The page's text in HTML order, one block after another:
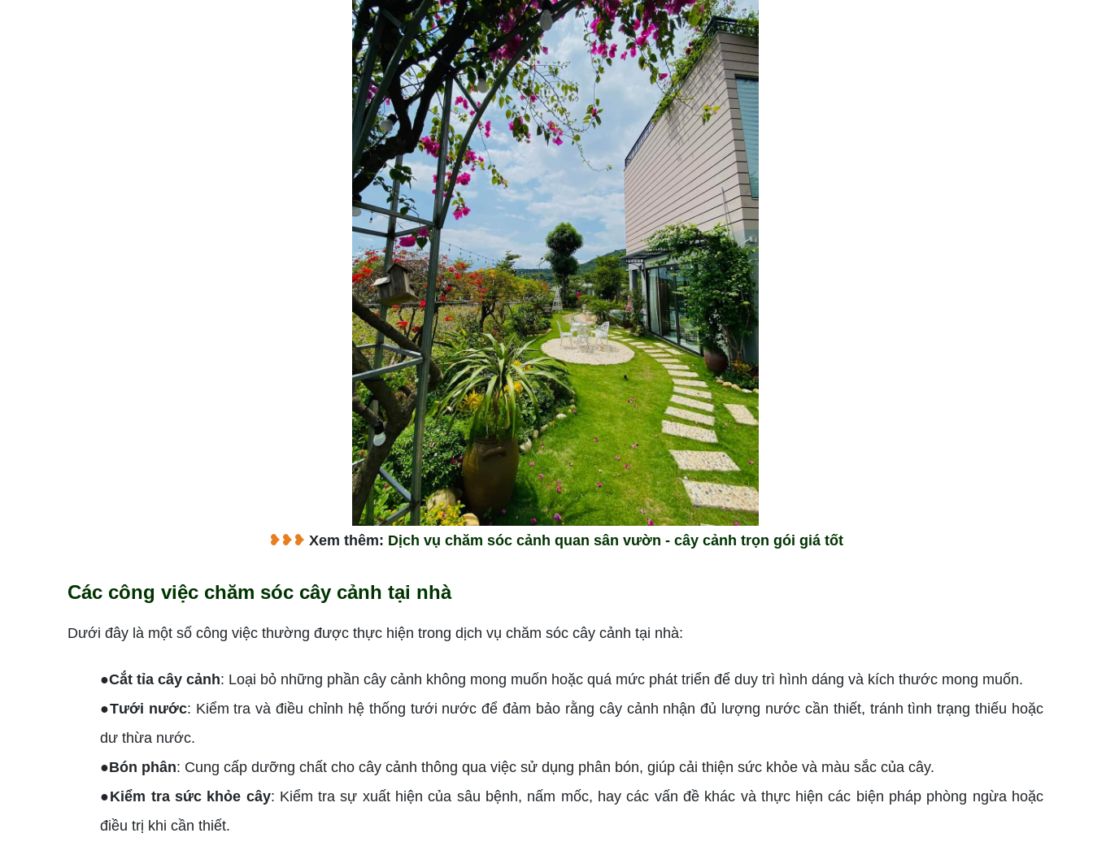
❥❥❥ Xem thêm: Dịch vụ chăm sóc cảnh quan sân vườn - cây cảnh trọn gói giá tốt
Các công việc chăm sóc cây cảnh tại nhà
Dưới đây là một số công việc thường được thực hiện trong dịch vụ chăm sóc cây cảnh tại nhà:
●Cắt tỉa cây cảnh: Loại bỏ những phần cây cảnh không mong muốn hoặc quá mức phát triển để duy trì hình dáng và kích thước mong muốn.
●Tưới nước: Kiểm tra và điều chỉnh hệ thống tưới nước để đảm bảo rằng cây cảnh nhận đủ lượng nước cần thiết, tránh tình trạng thiếu hoặc
dư thừa nước.
●Bón phân: Cung cấp dưỡng chất cho cây cảnh thông qua việc sử dụng phân bón, giúp cải thiện sức khỏe và màu sắc của cây.
●Kiểm tra sức khỏe cây: Kiểm tra sự xuất hiện của sâu bệnh, nấm mốc, hay các vấn đề khác và thực hiện các biện pháp phòng ngừa hoặc
điều trị khi cần thiết.